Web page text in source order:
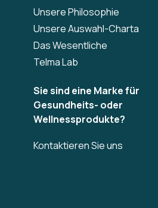
Unsere Philosophie
Unsere Auswahl-Charta
Das Wesentliche
Telma Lab
Sie sind eine Marke für
Gesundheits- oder
Wellnessprodukte?
Kontaktieren Sie uns